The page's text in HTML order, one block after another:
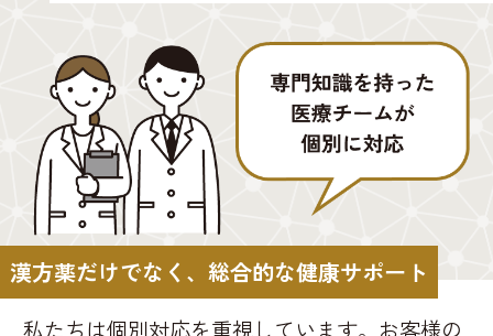
漢方薬だけでなく、総合的な健康サポート
私たちは個別対応を重視しています。お客様の